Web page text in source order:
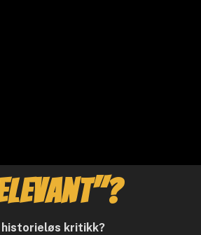
historieløs kritikk?